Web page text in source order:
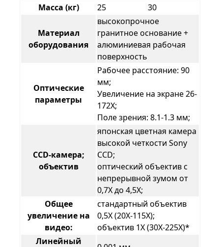
Масса (кг) 25 30
Материал
оборудования
высокопрочное
гранитное основание +
алюминиевая рабочая
поверхность
Оптические
параметры
Рабочее расстояние: 90
мм;
Увеличение на экране 26-
172Х;
Поле зрения: 8.1-1.3 мм;
CCD-камера;
объектив
японская цветная камера
высокой четкости Sony
CCD;
оптический объектив с
непрерывной зумом от
0,7X до 4,5X;
Общее
увеличение на
видео:
стандартный объектив
0,5X (20X-115X);
объектив 1X (30X-225X)*
Линейный